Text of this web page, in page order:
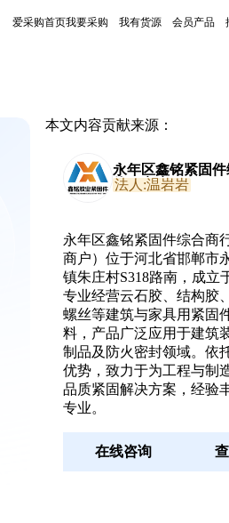
爱采购首页我要采购 我有货源 会员产品
本文内容贡献来源：
永年区鑫铭紧固
体工商户)
法人:温岩岩
永年区鑫铭紧固件综合商
商户）位于河北省邯郸市
镇朱庄村S318路南，成立
专业经营云石胶、结构胶
螺丝等建筑与家具用紧固
料，产品广泛应用于建筑
制品及防火密封领域。依
优势，致力于为工程与制
品质紧固解决方案，经验
专业。
在线咨询